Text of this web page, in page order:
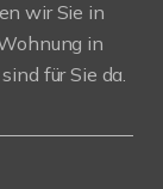
wir Sie in
in
für Sie da.